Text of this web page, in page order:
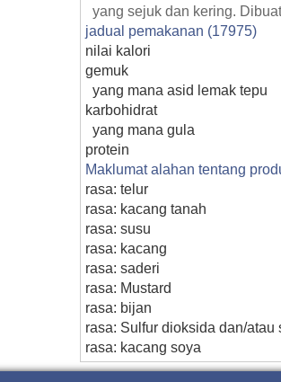
yang sejuk dan kering.
jadual pemakanan (17975)
nilai kalori
gemuk
yang mana asid lemak tepu
karbohidrat
yang mana gula
protein
Maklumat alahan tentang
rasa: telur
rasa: kacang tanah
rasa: susu
rasa: kacang
rasa: saderi
rasa: Mustard
rasa: bijan
rasa: Sulfur dioksida dan/
rasa: kacang soya